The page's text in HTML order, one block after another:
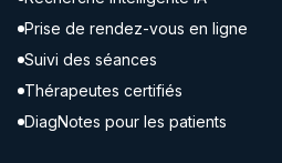
Prise de rendez-vous en ligne
Suivi des séances
Thérapeutes certifiés
DiagNotes pour les patients